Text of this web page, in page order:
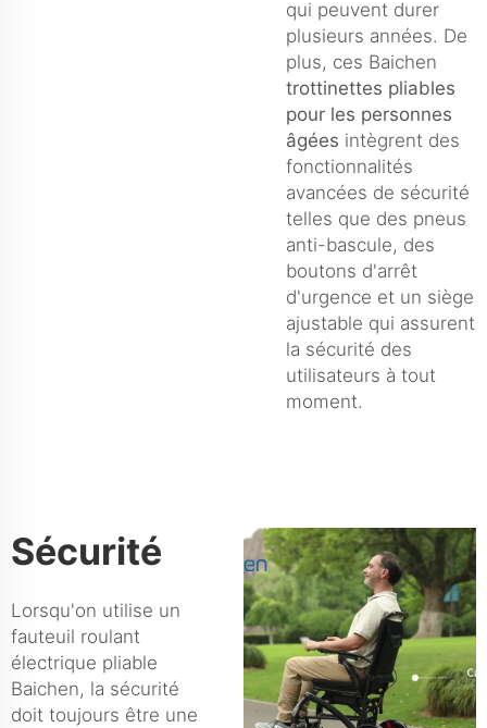
qui peuvent durer
plusieurs années. De
plus, ces Baichen
trottinettes pliables
pour les personnes
âgées intègrent des
fonctionnalités
avancées de sécurité
telles que des pneus
anti-bascule, des
boutons d'arrêt
d'urgence et un siège
ajustable qui assurent
la sécurité des
utilisateurs à tout
moment.
Sécurité
Lorsqu'on utilise un
fauteuil roulant
électrique pliable
Baichen, la sécurité
doit toujours être une